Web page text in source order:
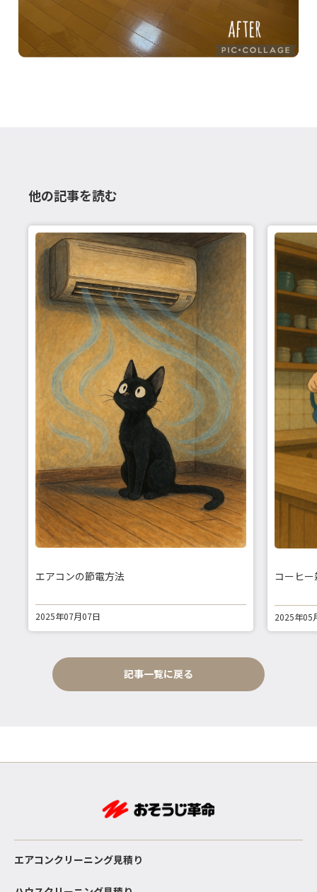
他の記事を読む
エアコンの節電方法
2025年07月07日
コーヒー
2025年05
記事一覧に戻る
エアコンクリーニング見積り